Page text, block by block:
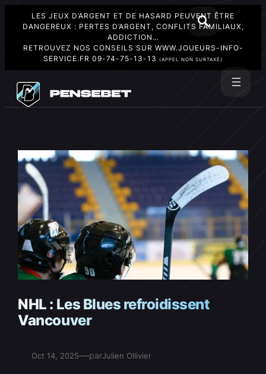
LES JEUX D’ARGENT ET DE HASARD PEUVENT ÊTRE
DANGEREUX : PERTES D’ARGENT, CONFLITS FAMILIAUX,
ADDICTION…
RETROUVEZ NOS CONSEILS SUR WWW.JOUEURS-INFO-
SERVICE.FR 09-74-75-13-13 (APPEL NON SURTAXÉ)
contenu
NHL : Les Blues refroidissent
Vancouver
Oct 14, 2025—parJulien Ollivier